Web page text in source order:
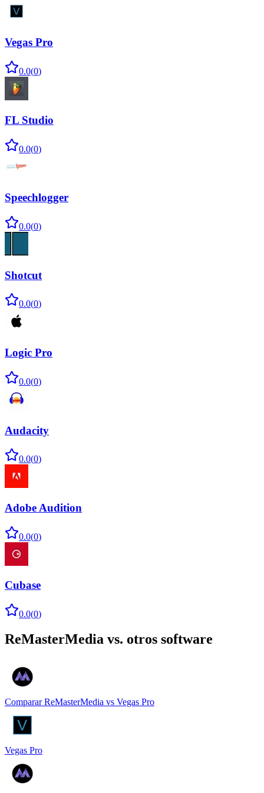
Vegas Pro
0.0(0)
FL Studio
0.0(0)
Speechlogger
0.0(0)
Shotcut
0.0(0)
Logic Pro
0.0(0)
Audacity
0.0(0)
Adobe Audition
0.0(0)
Cubase
0.0(0)
ReMasterMedia vs. otros software
Comparar ReMasterMedia vs Vegas Pro
Vegas Pro